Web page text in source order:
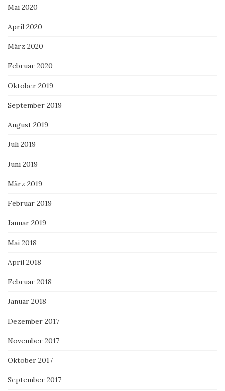
Mai 2020
April 2020
März 2020
Februar 2020
Oktober 2019
September 2019
August 2019
Juli 2019
Juni 2019
März 2019
Februar 2019
Januar 2019
Mai 2018
April 2018
Februar 2018
Januar 2018
Dezember 2017
November 2017
Oktober 2017
September 2017